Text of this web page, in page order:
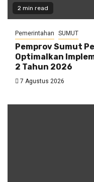
2 min read
Pemerintahan SUMUT
Pemprov Sumut
Optimalkan
2 Tahun 2026
7 Agustus 2026